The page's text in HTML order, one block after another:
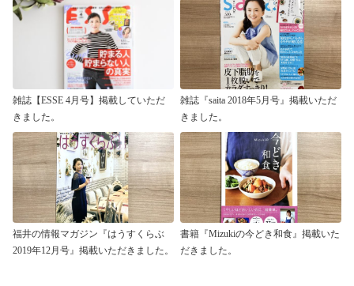
雑誌【ESSE 4月号】掲載していただ
きました。
雑誌『saita 2018年5月号』掲載いただ
きました。
福井の情報マガジン『はうすくらぶ
2019年12月号』掲載いただきました。
書籍『Mizukiの今どき和食』掲載いた
だきました。